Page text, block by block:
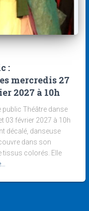
:
mercredis 27
2027 à 10h
public Théâtre danse
03 février 2027 à 10h
décalé, danseuse
dans son
tissus colorés. Elle